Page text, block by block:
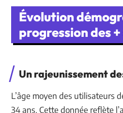
Évolution
progression des
Un rajeunissement
L’âge moyen des utilisateurs
34 ans. Cette donnée reflète